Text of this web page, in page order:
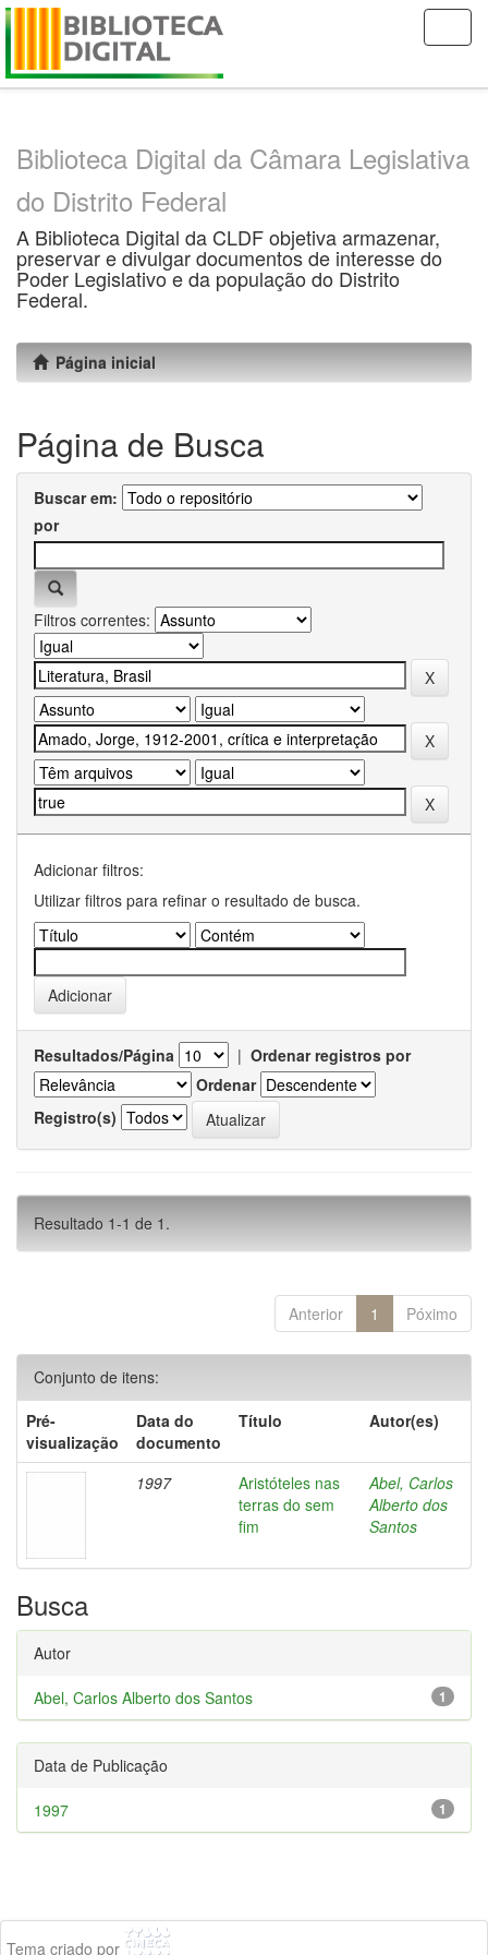
Skip
Biblioteca Digital da Câmara Legislativa
do Distrito Federal
A Biblioteca Digital da CLDF objetiva armazenar,
preservar e divulgar documentos de interesse do
Poder Legislativo e da população do Distrito
Federal.
Página inicial
Página de Busca
Buscar em:
por
Filtros correntes:
Adicionar filtros:
Utilizar filtros para refinar o resultado de busca.
Resultados/Página | Ordenar registros por
Ordenar
Registro(s)
Resultado 1-1 de 1.
Anterior 1 Póximo
Conjunto de itens:
Pré-
visualização
Data do
documento
Título Autor(es)
1997
Aristóteles nas
terras do sem
fim
Abel, Carlos
Alberto dos
Santos
Busca
Autor
1
Abel, Carlos Alberto dos Santos
Data de Publicação
1
1997
Tema criado por